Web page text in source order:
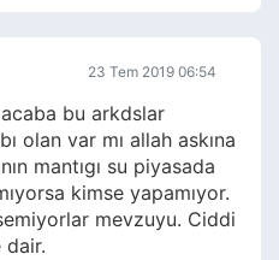
23 Tem 2019 06:54
acaba bu arkdslar
olan var mı allah askına
mantıgı su piyasada
kimse yapamıyor.
mevzuyu. Ciddi
dair.